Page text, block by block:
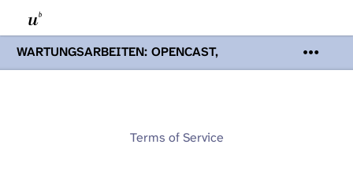
WARTUNGSARBEITEN: OPENCAST,
PODCASTS & TOBIRA
Mi 19. August
Opencast-Videos und Tobira nicht zur
Terms of Service